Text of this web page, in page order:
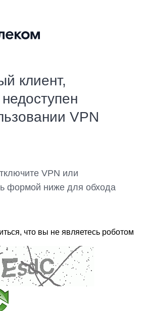
клиент,
VPN
VPN или
формой ниже для обхода
что вы не являетесь роботом